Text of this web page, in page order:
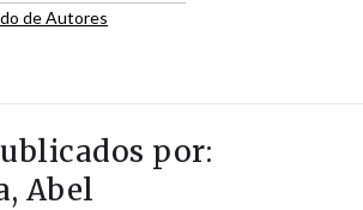
de Autores
por:
Abel